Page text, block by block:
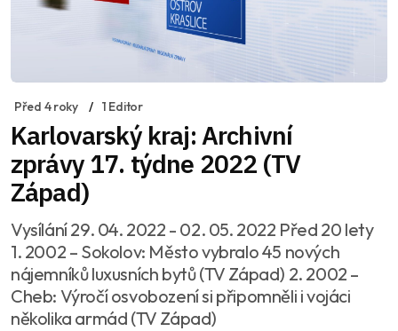
Před 4 roky 1 Editor
Karlovarský kraj: Archivní
zprávy 17. týdne 2022 (TV
Západ)
Vysílání 29. 04. 2022 - 02. 05. 2022 Před 20 lety
1. 2002 – Sokolov: Město vybralo 45 nových
nájemníků luxusních bytů (TV Západ) 2. 2002 –
Cheb: Výročí osvobození si připomněli i vojáci
několika armád (TV Západ)